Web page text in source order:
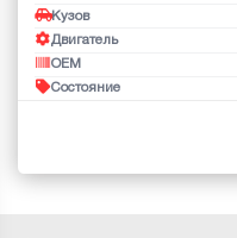
Кузов
Двигатель
OEM
Состояние